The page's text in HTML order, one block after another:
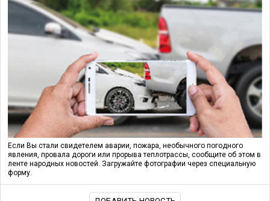
Если Вы стали свидетелем аварии, пожара, необычного погодного
явления, провала дороги или прорыва теплотрассы, сообщите об этом в
ленте народных новостей. Загружайте фотографии через специальную
форму.